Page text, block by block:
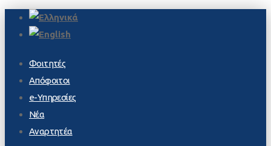
Φοιτητές
Απόφοιτοι
e-Υπηρεσίες
Νέα
Αναρτητέα